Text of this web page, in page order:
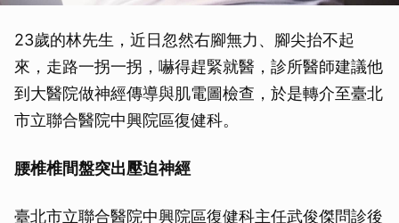
23歲的林先生，近日忽然右腳無力、腳尖抬不起
來，走路一拐一拐，嚇得趕緊就醫，診所醫師建議他
到大醫院做神經傳導與肌電圖檢查，於是轉介至臺北
市立聯合醫院中興院區復健科。
腰椎椎間盤突出壓迫神經
臺北市立聯合醫院中興院區復健科主任武俊傑問診後